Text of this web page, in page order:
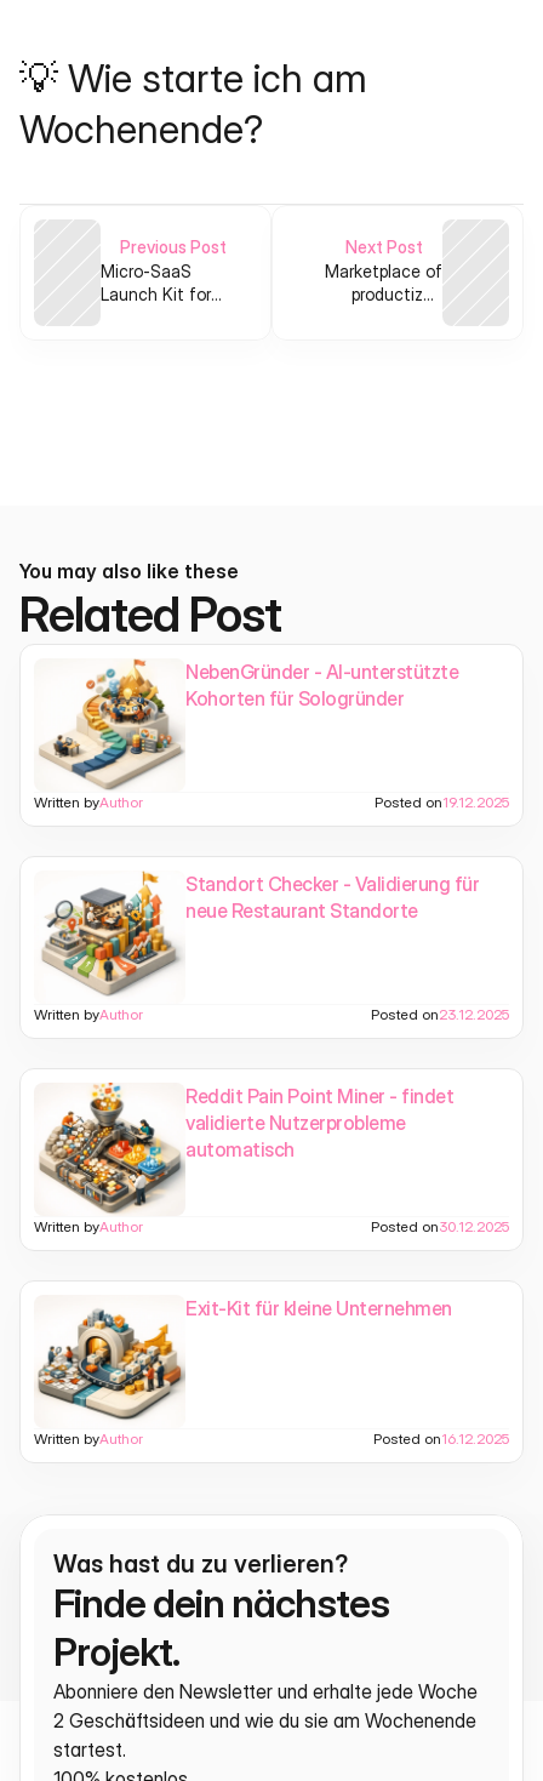
💡 Wie starte ich am
Wochenende?
Previous Post
Micro-SaaS
Launch Kit for
Next Post
Marketplace of
productized
You may also like these
Related Post
NebenGründer - AI-unterstützte
Kohorten für Sologründer
Written byAuthor Posted on19.12.2025
Standort Checker - Validierung für
neue Restaurant Standorte
Written byAuthor Posted on23.12.2025
Reddit Pain Point Miner - findet
validierte Nutzerprobleme
automatisch
Written byAuthor Posted on30.12.2025
Exit-Kit für kleine Unternehmen
Written byAuthor Posted on16.12.2025
Was hast du zu verlieren?
Finde dein nächstes
Projekt.
Abonniere den Newsletter und erhalte jede Woche
2 Geschäftsideen und wie du sie am Wochenende
startest.